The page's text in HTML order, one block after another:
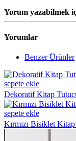
Yorum yazabilmek
Yorumlar
Benzer Ürünler
sepete ekle
Dekoratif Kitap
sepete ekle
Kırmızı Bisiklet Kitap